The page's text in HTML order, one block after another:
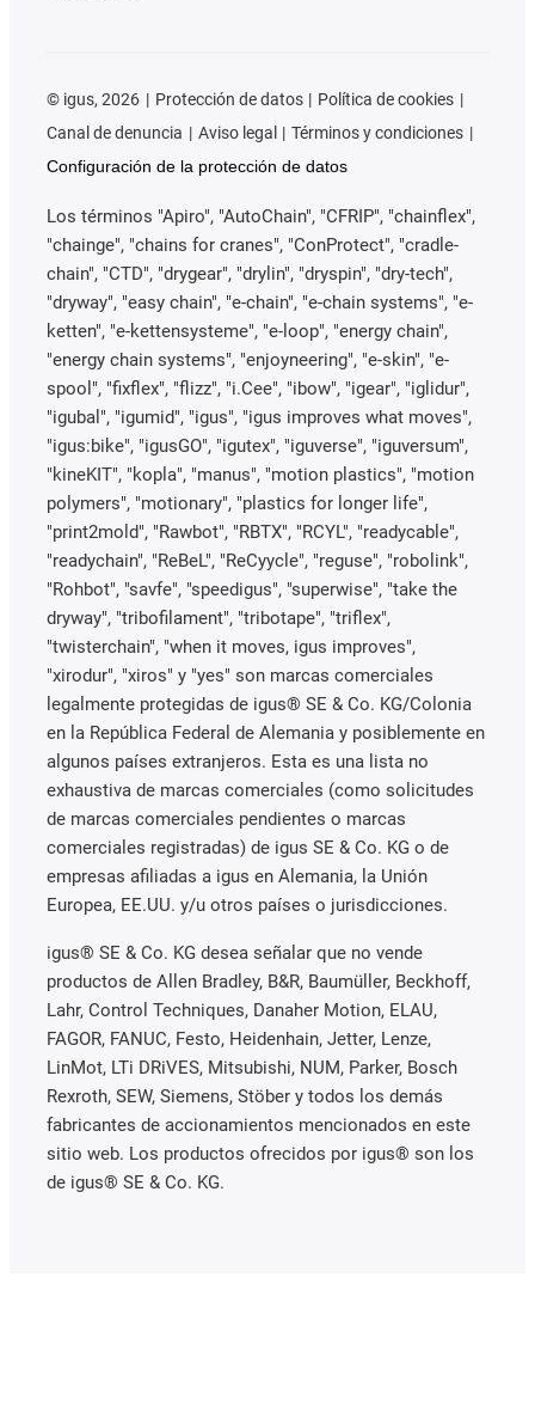
© igus, 2026 Protección de datos
Política de cookies
Canal de denuncia
Aviso legal
Términos y condiciones
Configuración de la protección de datos
Los términos "Apiro", "AutoChain", "CFRIP", "chainflex",
"chainge", "chains for cranes", "ConProtect", "cradle-
chain", "CTD", "drygear", "drylin", "dryspin", "dry-tech",
"dryway", "easy chain", "e-chain", "e-chain systems", "e-
ketten", "e-kettensysteme", "e-loop", "energy chain",
"energy chain systems", "enjoyneering", "e-skin", "e-
spool", "fixflex", "flizz", "i.Cee", "ibow", "igear", "iglidur",
"igubal", "igumid", "igus", "igus improves what moves",
"igus:bike", "igusGO", "igutex", "iguverse", "iguversum",
"kineKIT", "kopla", "manus", "motion plastics", "motion
polymers", "motionary", "plastics for longer life",
"print2mold", "Rawbot", "RBTX", "RCYL", "readycable",
"readychain", "ReBeL", "ReCyycle", "reguse", "robolink",
"Rohbot", "savfe", "speedigus", "superwise", "take the
dryway", "tribofilament", "tribotape", "triflex",
"twisterchain", "when it moves, igus improves",
"xirodur", "xiros" y "yes" son marcas comerciales
legalmente protegidas de igus® SE & Co. KG/Colonia
en la República Federal de Alemania y posiblemente en
algunos países extranjeros. Esta es una lista no
exhaustiva de marcas comerciales (como solicitudes
de marcas comerciales pendientes o marcas
comerciales registradas) de igus SE & Co. KG o de
empresas afiliadas a igus en Alemania, la Unión
Europea, EE.UU. y/u otros países o jurisdicciones.
igus® SE & Co. KG desea señalar que no vende
productos de Allen Bradley, B&R, Baumüller, Beckhoff,
Lahr, Control Techniques, Danaher Motion, ELAU,
FAGOR, FANUC, Festo, Heidenhain, Jetter, Lenze,
LinMot, LTi DRiVES, Mitsubishi, NUM, Parker, Bosch
Rexroth, SEW, Siemens, Stöber y todos los demás
fabricantes de accionamientos mencionados en este
sitio web. Los productos ofrecidos por igus® son los
de igus® SE & Co. KG.